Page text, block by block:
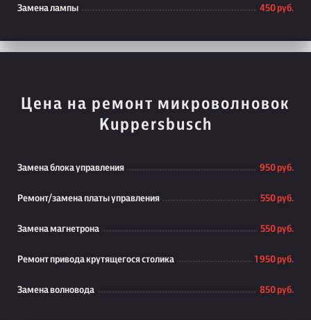
Замена лампы 450 руб.
Цена на ремонт микроволновок
Kuppersbusch
Замена блока управления 950 руб.
Ремонт/замена платы управления 550 руб.
Замена магнетрона 550 руб.
Ремонт привода крутящегося столика 1 950 руб.
Замена волновода 850 руб.